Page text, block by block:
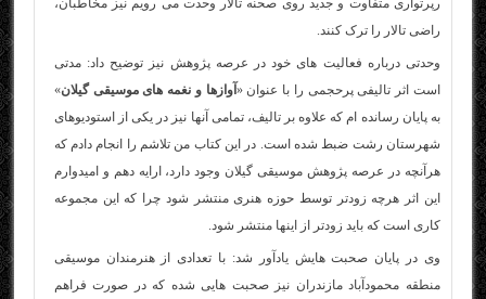
رپرتواری متفاوت و جدید روی صحنه تالار وحدت می رویم نیز مخاطبان،
راضی تالار را ترک کنند.
وحدتی درباره فعالیت های خود در عرصه پژوهش نیز توضیح داد: مدتی
است اثر تالیفی پرحجمی را با عنوان « آوازها و نغمه های موسیقی گیلان»
به پایان رسانده ام که علاوه بر تالیف، تمامی آنها نیز در یکی از استودیوهای
شهرستان رشت ضبط شده است. در این کتاب من تلاشم را انجام دادم که
هرآنچه در عرصه پژوهش موسیقی گیلان وجود دارد، ارایه دهم و امیدوارم
این اثر هرچه زودتر توسط حوزه هنری منتشر شود چرا که این مجموعه
کاری است که باید زودتر از اینها منتشر شود.
وی در پایان صحبت هایش یادآور شد: با تعدادی از هنرمندان موسیقی
منطقه محمودآباد مازندران نیز صحبت هایی شده که در صورت فراهم